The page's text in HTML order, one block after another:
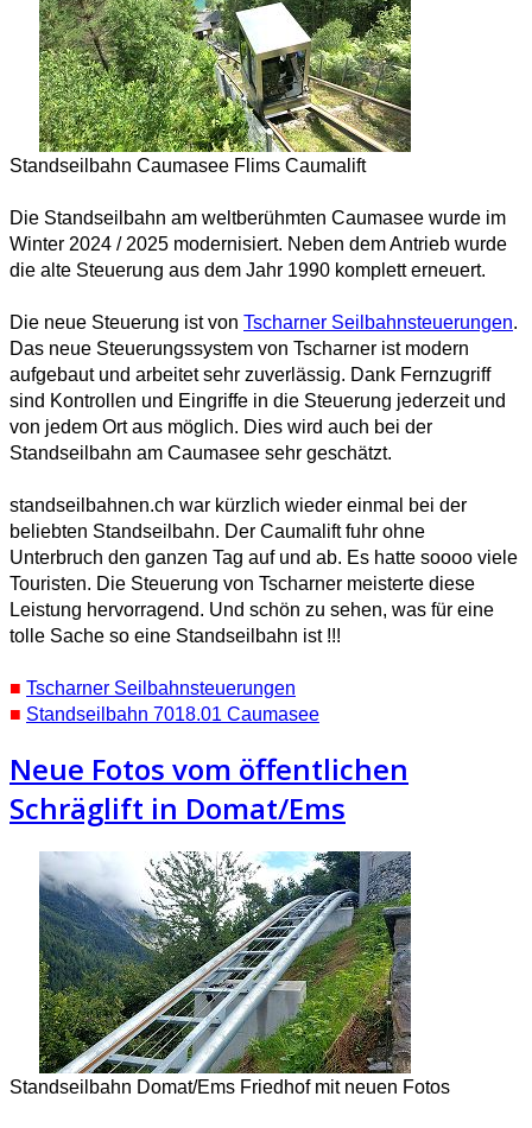
Standseilbahn Caumasee Flims Caumalift
Die Standseilbahn am weltberühmten Caumasee wurde im
Winter 2024 / 2025 modernisiert. Neben dem Antrieb wurde
die alte Steuerung aus dem Jahr 1990 komplett erneuert.
Die neue Steuerung ist von Tscharner Seilbahnsteuerungen.
Das neue Steuerungssystem von Tscharner ist modern
aufgebaut und arbeitet sehr zuverlässig. Dank Fernzugriff
sind Kontrollen und Eingriffe in die Steuerung jederzeit und
von jedem Ort aus möglich. Dies wird auch bei der
Standseilbahn am Caumasee sehr geschätzt.
standseilbahnen.ch war kürzlich wieder einmal bei der
beliebten Standseilbahn. Der Caumalift fuhr ohne
Unterbruch den ganzen Tag auf und ab. Es hatte soooo viele
Touristen. Die Steuerung von Tscharner meisterte diese
Leistung hervorragend. Und schön zu sehen, was für eine
tolle Sache so eine Standseilbahn ist !!!
■ Tscharner Seilbahnsteuerungen
■ Standseilbahn 7018.01 Caumasee
Neue Fotos vom öffentlichen
Schräglift in Domat/Ems
Standseilbahn Domat/Ems Friedhof mit neuen Fotos